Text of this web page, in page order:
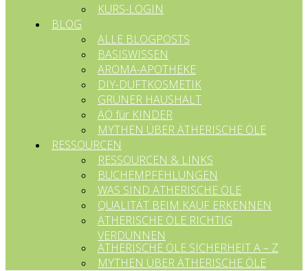
KURS-LOGIN
BLOG
ALLE BLOGPOSTS
BASISWISSEN
AROMA-APOTHEKE
DIY-DUFTKOSMETIK
GRÜNER HAUSHALT
ÄÖ für KINDER
MYTHEN ÜBER ÄTHERISCHE ÖLE
RESSOURCEN
RESSOURCEN & LINKS
BUCHEMPFEHLUNGEN
WAS SIND ÄTHERISCHE ÖLE
QUALITÄT BEIM KAUF ERKENNEN
ÄTHERISCHE ÖLE RICHTIG
VERDÜNNEN
ÄTHERISCHE ÖLE SICHERHEIT A – Z
MYTHEN ÜBER ÄTHERISCHE ÖLE